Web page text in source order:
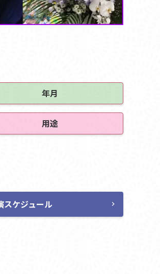
年月
用途
スケジュール chevron_right